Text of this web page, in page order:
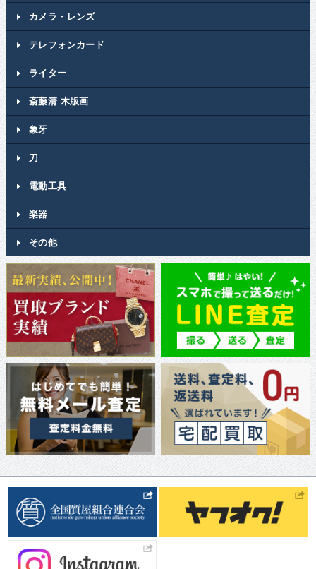
カメラ・レンズ
テレフォンカード
ライター
斎藤清 木版画
象牙
刀
電動工具
楽器
その他